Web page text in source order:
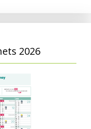
2026